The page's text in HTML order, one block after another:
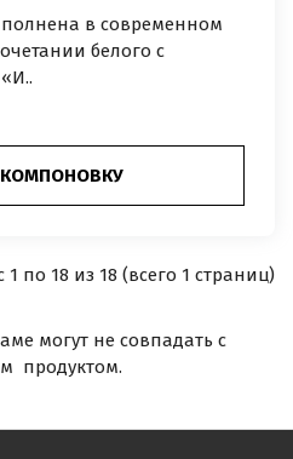
в современном
белого с
КОМПОНОВКУ
1 по 18 из 18 (всего 1 страниц)
могут не совпадать с
продуктом.